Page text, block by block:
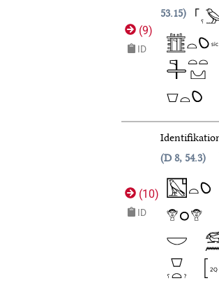
(9)
ID
53.15
(10)
ID
D 8, 54.3